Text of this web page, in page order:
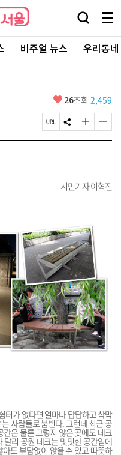
검
창
열
기
메
뉴
전
체
보
비주얼 뉴스 우리동
좋
요
26조회 2,459
페
이
S
N
기
글
자
변
글
자
변
시민기자 이혁진
터가 없다면 얼마나 답답하고 삭막
사람들로 붐빈다. 그런데 최근 공
은 물론 그렇지 않은 곳에도 데크
리 공원 데크는 밋밋한 공간임에
도 부담없이 앉을 수 있고 따뜻하